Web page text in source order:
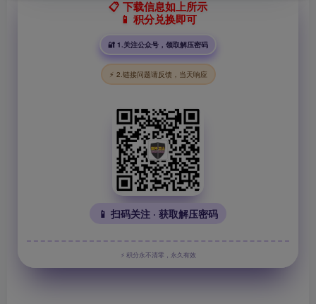
📋 下载信息如上所示
📱 积分兑换即可
🔐 1.关注公众号，领取解压密码
⚡ 2.链接问题请反馈，当天响应
📱 扫码关注 · 获取解压密码
⚡ 积分永不清零，永久有效